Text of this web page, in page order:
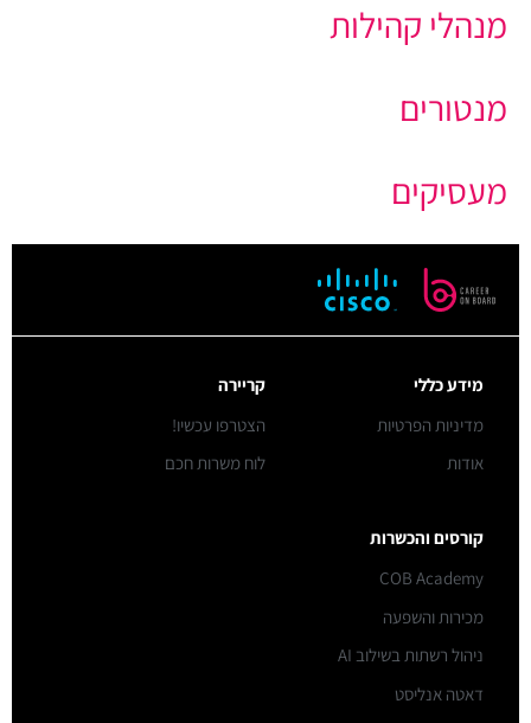
מנהלי קהילות
מנטורים
מעסיקים
מידע כללי
מדיניות הפרטיות
אודות
קריירה
הצטרפו עכשיו!
לוח משרות חכם
קורסים והכשרות
COB Academy
מכירות והשפעה
ניהול רשתות בשילוב AI
דאטה אנליסט